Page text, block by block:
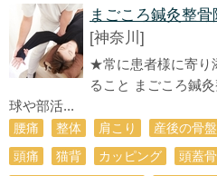
まごころ鍼灸整
[神奈川]
★常に患者様に寄り
ること まごころ鍼
球や部活...
腰痛 整体 肩こり 産後の骨
頭痛
猫背 カッピング 頭蓋